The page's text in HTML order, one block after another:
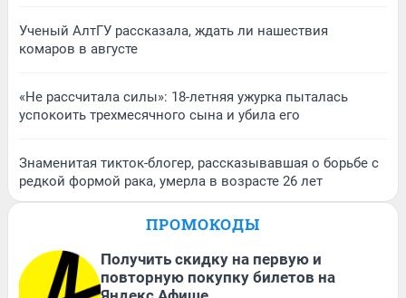
Ученый АлтГУ рассказала, ждать ли нашествия
комаров в августе
«Не рассчитала силы»: 18-летняя ужурка пыталась
успокоить трехмесячного сына и убила его
Знаменитая тикток-блогер, рассказывавшая о борьбе с
редкой формой рака, умерла в возрасте 26 лет
ПРОМОКОДЫ
Получить скидку на первую и
повторную покупку билетов на